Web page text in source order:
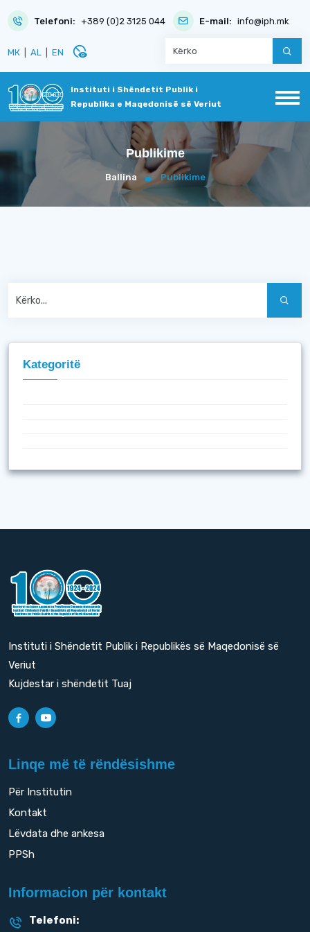
Telefoni: +389 (0)2 3125 044 E-mail: info@iph.mk
МК AL EN disabled_visible
Instituti i Shëndetit Publik i
Republika e Maqedonisë së Veriut
Publikime
Ballina Publikime
Kategoritë
Instituti i Shëndetit Publik i Republikës së Maqedonisë së
Veriut
Kujdestar i shëndetit Tuaj
Linqe më të rëndësishme
Për Institutin
Kontakt
Lëvdata dhe ankesa
PPSh
Informacion për kontakt
Telefoni: